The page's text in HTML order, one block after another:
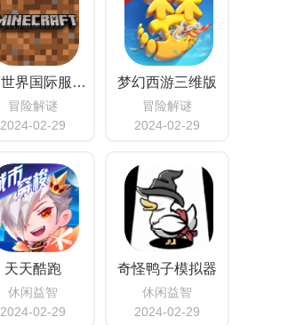
我的世界国际服模组版
冒险解谜
2024-02-29
梦幻西游三维版
冒险解谜
2024-02-29
天天酷跑
休闲益智
2024-02-29
奇怪鸭子模拟器
休闲益智
2024-02-29